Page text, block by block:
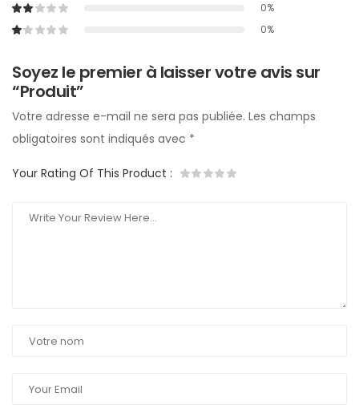
0%
0%
Soyez le premier à laisser votre avis sur
“Produit”
Votre adresse e-mail ne sera pas publiée. Les champs
obligatoires sont indiqués avec *
Your Rating Of This Product :